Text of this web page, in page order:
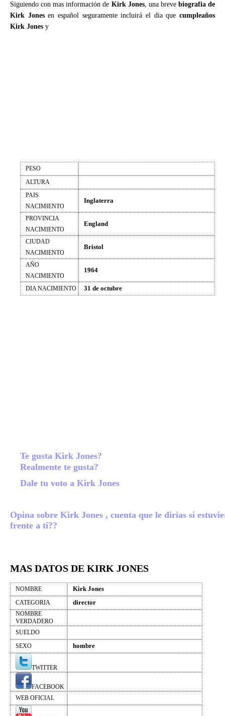
Siguiendo con mas información de Kirk Jones, una breve biografia de
Kirk Jonesen español seguramente incluirá el dia quecumpleaños
Kirk Jones y
PESO
ALTURA
PAIS
NACIMIENTO
Inglaterra
PROVINCIA
NACIMIENTO
England
CIUDAD
NACIMIENTO
Bristol
AÑO
NACIMIENTO
1964
DIA NACIMIENTO 31 de octubre
Te gusta Kirk Jones?
Realmente te gusta?
Dale tu voto a Kirk Jones
Opina sobre Kirk Jones , cuenta que le dirias si
frente a ti??
MAS DATOS DE KIRK JONES
NOMBRE Kirk Jones
CATEGORIA director
NOMBRE
VERDADERO
SUELDO
SEXO
hombre
TWITTER
FACEBOOK
WEB OFICIAL